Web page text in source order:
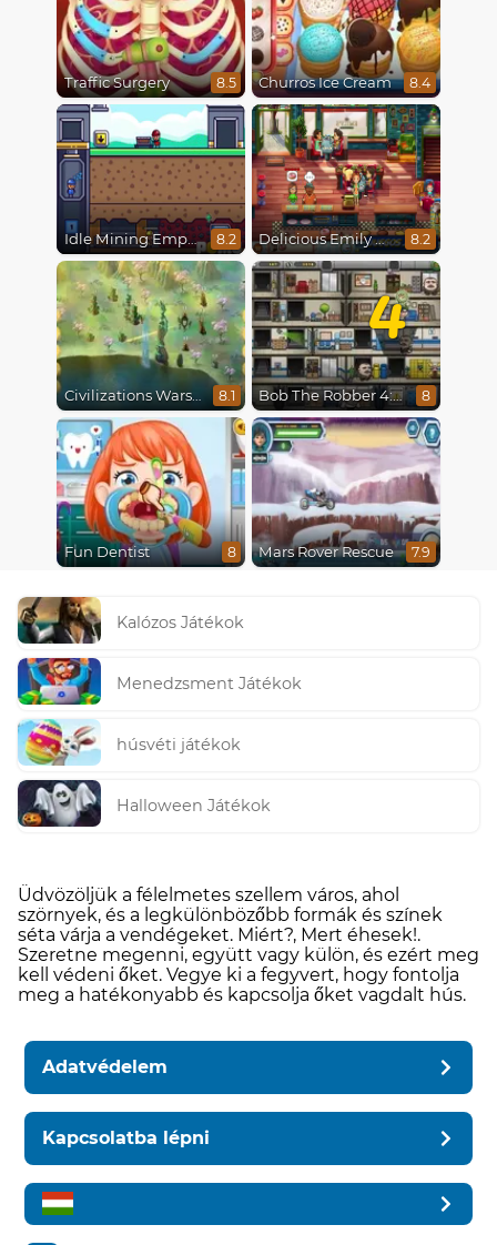
Traffic Surgery 8.5 Churros Ice Cream 8.4
Idle Mining Empire 8.2 Delicious Emily New Beginning 8.2
Civilizations Wars Master Edition 8.1
4
Bob The Robber 4: Season 2 Russia 8
Fun Dentist 8 Mars Rover Rescue 7.9
Kalózos Játékok
Menedzsment Játékok
húsvéti játékok
Halloween Játékok
Üdvözöljük a félelmetes szellem város, ahol
szörnyek, és a legkülönbözőbb formák és színek
séta várja a vendégeket. Miért?, Mert éhesek!.
Szeretne megenni, együtt vagy külön, és ezért meg
kell védeni őket. Vegye ki a fegyvert, hogy fontolja
meg a hatékonyabb és kapcsolja őket vagdalt hús.
Adatvédelem
Kapcsolatba lépni